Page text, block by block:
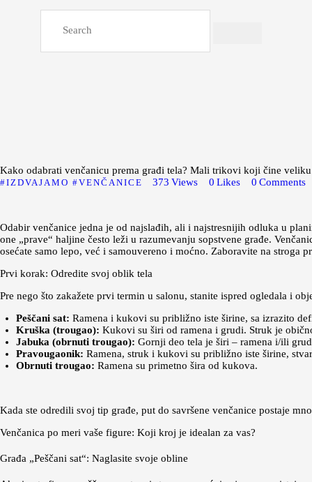
Kako odabrati venčanicu prema građi tela? Mali trikovi koji čine
IZDVAJAMO VENČANICE 373 Views 0 Likes 0 Comments
Odabir venčanice jedna je od najslađih, ali i najstresnijih odluka u
one „prave“ haljine često leži u razumevanju sopstvene građe.
osećate samo lepo, već i samouvereno i moćno. Zaboravite na
Prvi korak: Odredite svoj oblik tela
Pre nego što zakažete prvi termin u salonu, stanite ispred ogledala i
Peščani sat: Ramena i kukovi su približno iste širine, sa izrazito
Kruška (trougao): Kukovi su širi od ramena i grudi. Struk je
Jabuka (obrnuti trougao): Gornji deo tela je širi – ramena i/ili
Pravougaonik: Ramena, struk i kukovi su približno iste širine,
Obrnuti trougao: Ramena su primetno šira od kukova.
Kada ste odredili svoj tip građe, put do savršene venčanice postaje
Venčanica po meri vaše figure: Koji kroj je idealan za vas?
Građa „Peščani sat“: Naglasite svoje obline